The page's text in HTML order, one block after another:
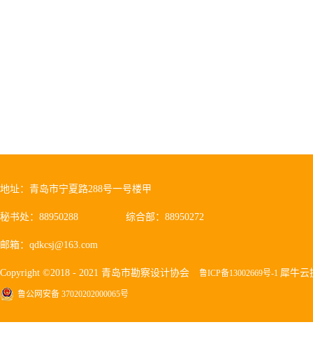
地址：青岛市宁夏路288号一号楼甲
秘书处：88950288 综合部：88950272
邮箱：qdkcsj@163.com
Copyright ©2018 - 2021 青岛市勘察设计协会 鲁ICP备13002669号-1 犀牛云
鲁公网安备 37020202000065号